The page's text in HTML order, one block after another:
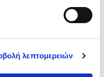
λεπτομερειών